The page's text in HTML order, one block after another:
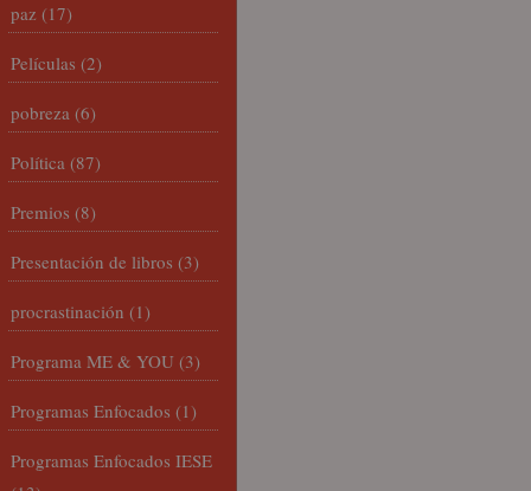
paz (17)
Películas (2)
pobreza (6)
Política (87)
Premios (8)
Presentación de libros (3)
procrastinación (1)
Programa ME & YOU (3)
Programas Enfocados (1)
Programas Enfocados IESE